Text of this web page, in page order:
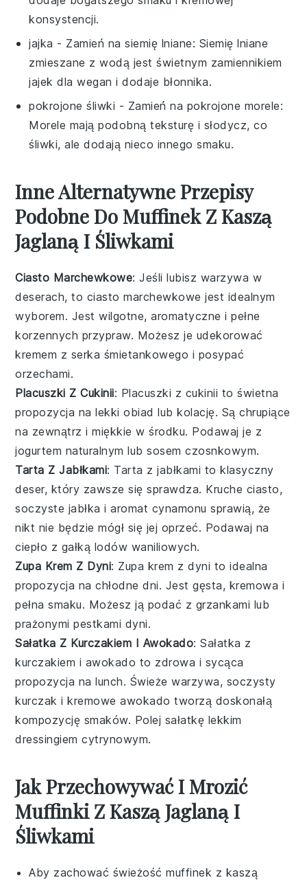
konsystencji.
jajka - Zamień nasiemię lniane: Siemię lniane
zmieszane z wodą jest świetnym zamiennikiem
jajek dla wegan i dodaje błonnika.
pokrojone śliwki - Zamień na pokrojone morele:
Morele mają podobną teksturę i słodycz, co
śliwki, ale dodają nieco innego smaku.
Inne Alternatywne Przepisy
Podobne Do Muffinek Z Kaszą
Jaglaną I Śliwkami
Ciasto Marchewkowe: Jeśli lubisz warzywa w
deserach, to ciasto marchewkowe jest idealnym
wyborem. Jest wilgotne, aromatyczne i pełne
korzennych przypraw. Możesz je udekorować
kremem z serka śmietankowego i posypać
orzechami.
Placuszki Z Cukinii: Placuszki z cukinii to świetna
propozycja na lekki obiad lub kolację. Są chrupiące
na zewnątrz i miękkie w środku. Podawaj je z
jogurtem naturalnym lub sosem czosnkowym.
Tarta Z Jabłkami: Tarta z jabłkami to klasyczny
deser, który zawsze się sprawdza. Kruche ciasto,
soczyste jabłka i aromat cynamonu sprawią, że
nikt nie będzie mógł się jej oprzeć. Podawaj na
ciepło z gałką lodów waniliowych.
Zupa Krem Z Dyni: Zupa krem z dyni to idealna
propozycja na chłodne dni. Jest gęsta, kremowa i
pełna smaku. Możesz ją podać z grzankami lub
prażonymi pestkami dyni.
Sałatka Z Kurczakiem I Awokado: Sałatka z
kurczakiem i awokado to zdrowa i sycąca
propozycja na lunch. Świeżewarzywa, soczysty
kurczak i kremowe awokado tworzą doskonałą
kompozycję smaków. Polej sałatkę lekkim
dressingiem cytrynowym.
Jak Przechowywać I Mrozić
Muffinki Z Kaszą Jaglaną I
Śliwkami
Aby zachować świeżośćmuffinek z kaszą